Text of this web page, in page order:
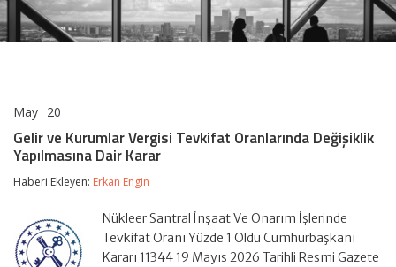
May 20
Kurumlar
Vergisi
Oranlarında
Yapılmasına
Karar
için
Gelir ve Kurumlar Vergisi Tevkifat Oranlarında Değişiklik
Yapılmasına Dair Karar
Haberi Ekleyen: Erkan Engin
Nükleer Santral İnşaat Ve Onarım İşlerinde
Tevkifat Oranı Yüzde 1 Oldu Cumhurbaşkanı
Kararı 11344 19 Mayıs 2026 Tarihli Resmi Gazete